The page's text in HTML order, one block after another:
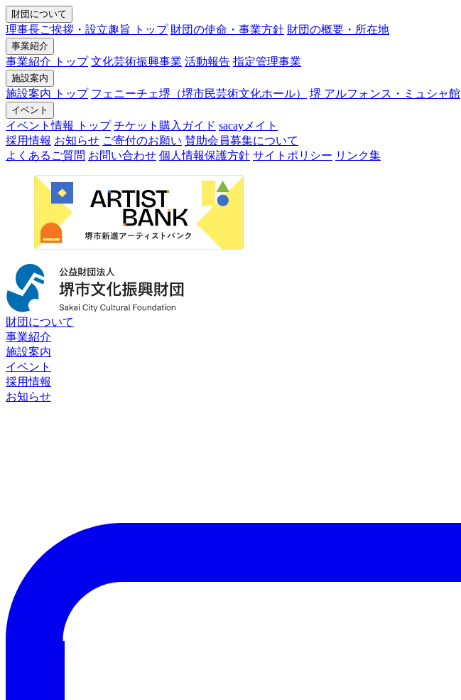
財団について
理事長ご挨拶・設立趣旨 トップ 財団の使命・事業方針 財団の概要・所在地
事業紹介
事業紹介 トップ 文化芸術振興事業 活動報告 指定管理事業
施設案内
施設案内 トップ フェニーチェ堺（堺市民芸術文化ホール） 堺 アルフォンス・ミュシャ館
イベント
イベント情報 トップ チケット購入ガイド sacayメイト
採用情報 お知らせ ご寄付のお願い 賛助会員募集について
よくあるご質問 お問い合わせ 個人情報保護方針 サイトポリシー リンク集
財団について
事業紹介
施設案内
イベント
採用情報
お知らせ